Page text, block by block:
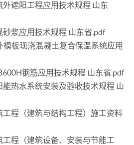
遮阳工程应用技术规程 山东
砂浆应用技术规程 山东省.pdf
模板现浇混凝土复合保温系统应用
钢筋应用技术规程 山东省.pdf
能热水系统安装及验收技术规程 山
工程（建筑与结构工程）施工资料
工程（建筑设备、安装与节能工